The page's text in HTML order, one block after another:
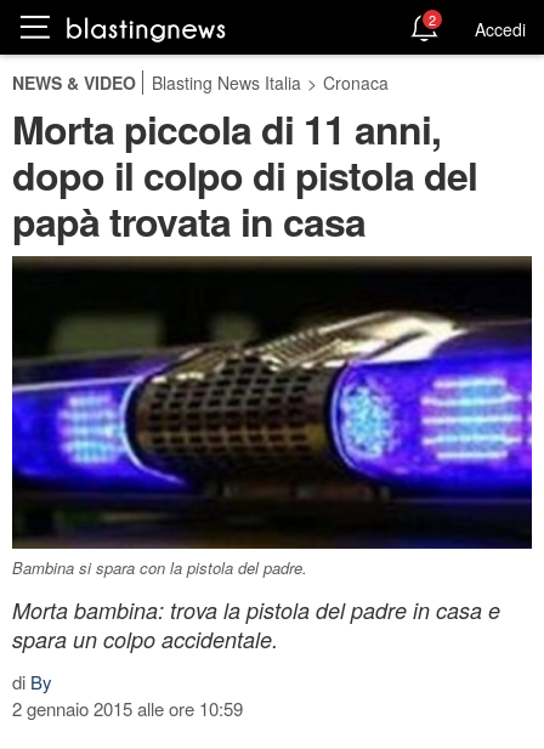
2 Accedi
NEWS & VIDEO Blasting News Italia > Cronaca
Morta piccola di 11 anni,
dopo il colpo di pistola del
papà trovata in casa
Bambina si spara con la pistola del padre.
Morta bambina: trova la pistola del padre in casa e
spara un colpo accidentale.
di By
2 gennaio 2015 alle ore 10:59